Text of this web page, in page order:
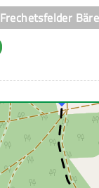
Frechetsfelder